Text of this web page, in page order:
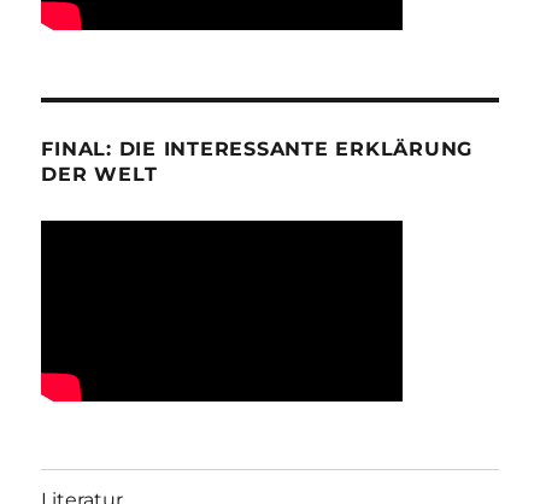
FINAL: DIE INTERESSANTE ERKLÄRUNG
DER WELT
Literatur